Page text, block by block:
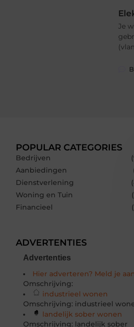
Je
POPULAR CATEGORIES
Bedrijven
Aanbiedingen
Dienstverlening
Woning en Tuin
Financieel
ADVERTENTIES
Advertenties
Hier adverteren? Meld je
Omschrijving:
industrieel wonen
Omschrijving: industrieel
landelijk sober wonen
Omschrijving: landelijk sober